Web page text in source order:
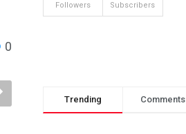
0
Followers Subscribers
Trending Comments